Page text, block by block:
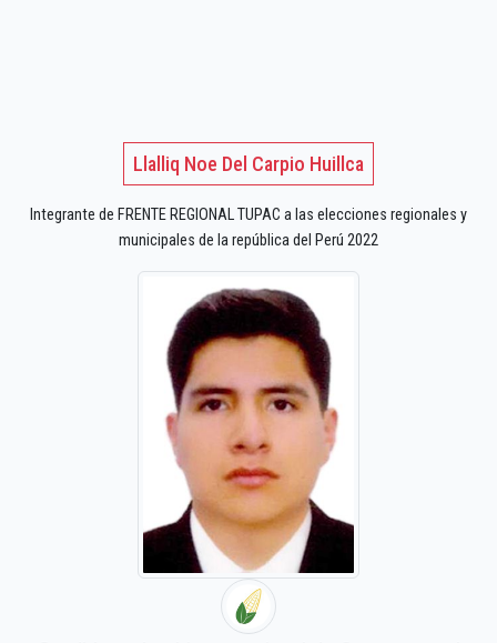
Llalliq Noe Del Carpio Huillca
Integrante de FRENTE REGIONAL TUPAC a las elecciones regionales y
municipales de la república del Perú 2022